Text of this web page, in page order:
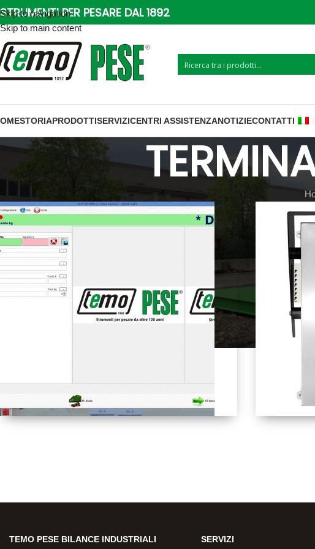
Skip to navigation
Skip to main content
STRUMENTI PER PESARE DAL 1892
STORIAPRODOTTISERVIZICENTRI ASSISTENZANOTIZIECONTATTI
TEMO PESE BILANCE INDUSTRIALI SERVIZI